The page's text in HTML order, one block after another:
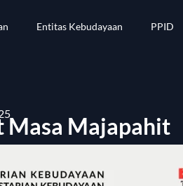
Entitas Kebudayaan PPID
Masa Majapahit